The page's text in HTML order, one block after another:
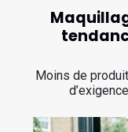
Moins de